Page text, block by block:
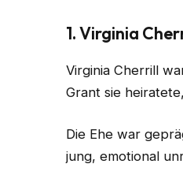
1. Virginia
Virginia Cherrill
Grant sie
Die Ehe war
jung, emotional